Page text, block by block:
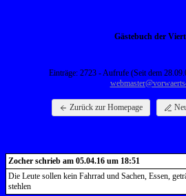
Gästebuch der
Einträge: 2723 - Aufrufe (Seit dem
Zurück zur Homepage
Zocher schrieb am 05.04.16 um 18:51
Die Leute sollen kein Fahrrad und Sachen, Essen,
stehlen